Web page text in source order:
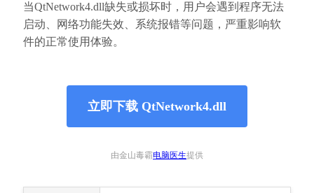
当QtNetwork4.dll缺失或损坏时，用户会遇到程序无法
启动、网络功能失效、系统报错等问题，严重影响软
件的正常使用体验。
立即下载 QtNetwork4.dll
由金山毒霸电脑医生提供